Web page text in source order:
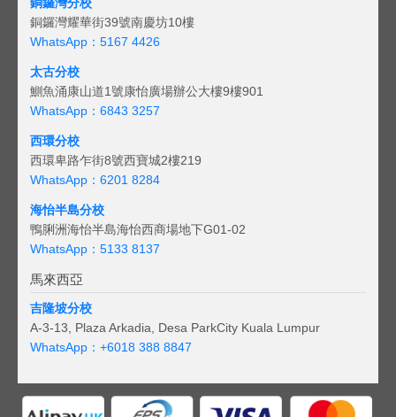
銅鑼灣耀華街39號南慶坊10樓
WhatsApp：5167 4426
太古分校
鰂魚涌康山道1號康怡廣場辦公大樓9樓901
WhatsApp：6843 3257
西環分校
西環卑路乍街8號西寶城2樓219
WhatsApp：6201 8284
海怡半島分校
鴨脷洲海怡半島海怡西商場地下G01-02
WhatsApp：5133 8137
馬來西亞
吉隆坡分校
A-3-13, Plaza Arkadia, Desa ParkCity Kuala Lumpur
WhatsApp： +6018 388 8847